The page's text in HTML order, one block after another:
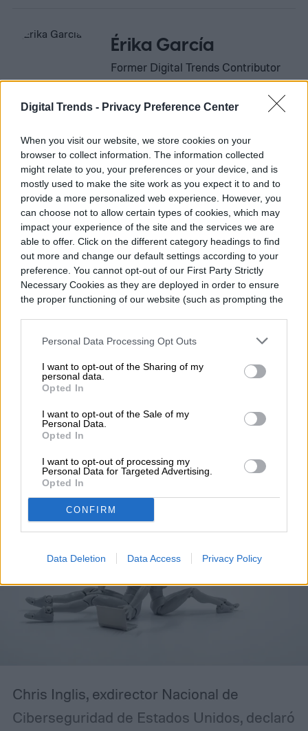
Digital Trends - Privacy Preference Center
When you visit our website, we store cookies on your
browser to collect information. The information collected
might relate to you, your preferences or your device, and is
mostly used to make the site work as you expect it to and to
provide a more personalized web experience. However, you
can choose not to allow certain types of cookies, which may
impact your experience of the site and the services we are
able to offer. Click on the different category headings to find
out more and change our default settings according to your
preference. You cannot opt-out of our First Party Strictly
Necessary Cookies as they are deployed in order to ensure
the proper functioning of our website (such as prompting the
Personal Data Processing Opt Outs
I want to opt-out of the Sharing of my
personal data.
Opted In
I want to opt-out of the Sale of my
Personal Data.
Opted In
I want to opt-out of processing my
Personal Data for Targeted Advertising.
Opted In
CONFIRM
Data Deletion Data Access Privacy Policy
Érika García
Former Digital Trends Contributor
Érika García es una editora especializada
en nuevas tecnologías y comunicación. Ha
trabajado en diferentes medios en…
Topics
Casa inteligenteTendenciasCasa inteligenteHomepage
Asimov tenía razón sobre
las leyes de la robótica a
propósito de la IA
Chris Inglis, exdirector Nacional de
Ciberseguridad de Estados Unidos, declaró